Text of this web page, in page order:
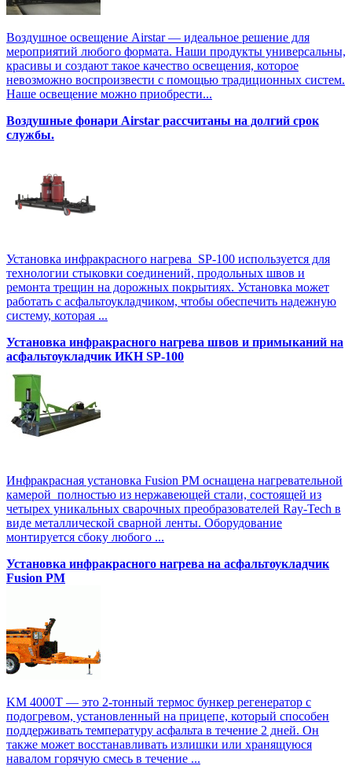
Воздушное освещение Airstar — идеальное решение для
мероприятий любого формата. Наши продукты универсальны,
красивы и создают такое качество освещения, которое
невозможно воспроизвести с помощью традиционных систем.
Наше освещение можно приобрести...
Воздушные фонари Airstar рассчитаны на долгий срок
службы.
Установка инфракрасного нагрева SP-100 используется для
технологии стыковки соединений, продольных швов и
ремонта трещин на дорожных покрытиях. Установка может
работать с асфальтоукладчиком, чтобы обеспечить надежную
систему, которая ...
Установка инфракрасного нагрева швов и примыканий на
асфальтоукладчик ИКН SP-100
Инфракрасная установка Fusion PM оснащена нагревательной
камерой полностью из нержавеющей стали, состоящей из
четырех уникальных сварочных преобразователей Ray-Tech в
виде металлической сварной ленты. Оборудование
монтируется сбоку любого ...
Установка инфракрасного нагрева на асфальтоукладчик
Fusion PM
KM 4000T — это 2-тонный термос бункер регенератор с
подогревом, установленный на прицепе, который способен
поддерживать температуру асфальта в течение 2 дней. Он
также может восстанавливать излишки или хранящуюся
навалом горячую смесь в течение ...